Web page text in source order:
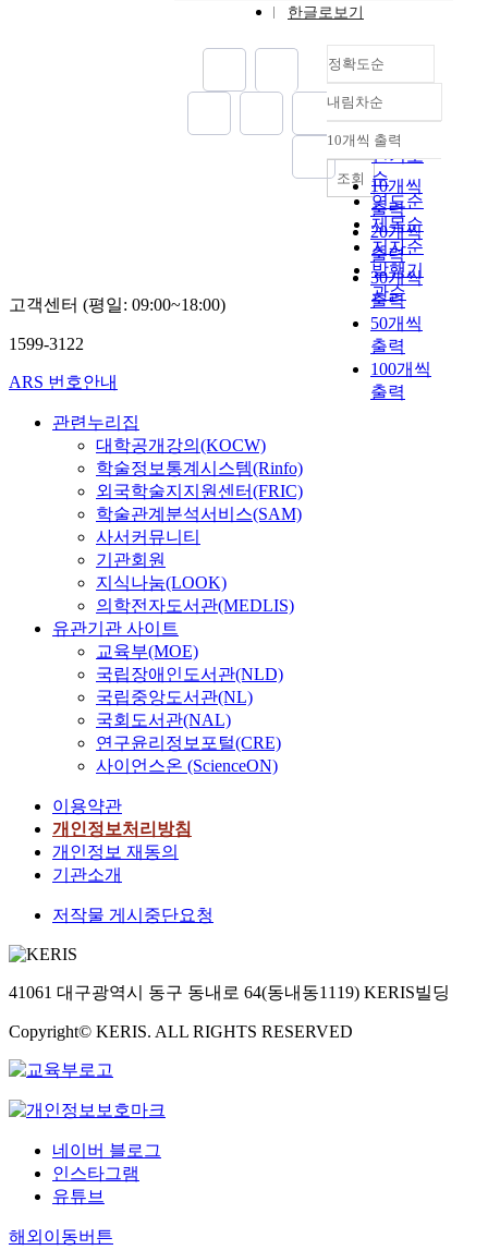
한글로보기
정확도순
정확도
순
인기도
순
연도순
제목순
저자순
발행기
관순
내림차순
내림차순
10개씩 출력
10개씩
출력
20개씩
출력
30개씩
출력
50개씩
출력
100개씩
출력
조회
고객센터 (평일: 09:00~18:00)
1599-3122
ARS 번호안내
관련누리집
대학공개강의(KOCW)
학술정보통계시스템(Rinfo)
외국학술지지원센터(FRIC)
학술관계분석서비스(SAM)
사서커뮤니티
기관회원
지식나눔(LOOK)
의학전자도서관(MEDLIS)
유관기관 사이트
교육부(MOE)
국립장애인도서관(NLD)
국립중앙도서관(NL)
국회도서관(NAL)
연구윤리정보포털(CRE)
사이언스온 (ScienceON)
이용약관
개인정보처리방침
개인정보 재동의
기관소개
저작물 게시중단요청
41061 대구광역시 동구 동내로 64(동내동1119) KERIS빌딩
Copyright© KERIS. ALL RIGHTS RESERVED
네이버 블로그
인스타그램
유튜브
해외이동버튼